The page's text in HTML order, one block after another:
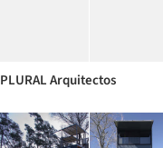
PLURAL Arquitectos